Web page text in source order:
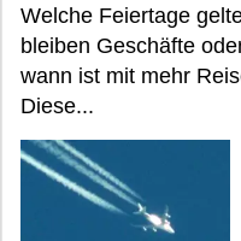
Welche Feiertage
bleiben Geschäfte
wann ist mit mehr
Diese...